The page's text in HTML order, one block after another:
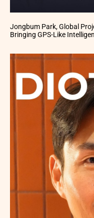
Jongbum Park, Global
Bringing GPS-Like